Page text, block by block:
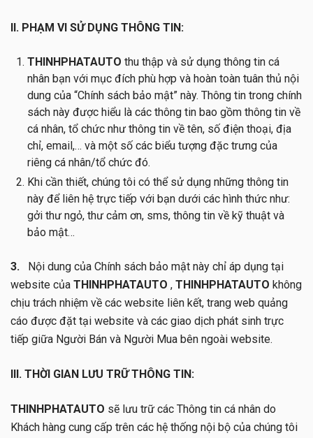
II. PHẠM VI SỬ DỤNG THÔNG TIN:
THINHPHATAUTO thu thập và sử dụng thông tin cá
nhân bạn với mục đích phù hợp và hoàn toàn tuân thủ nội
dung của “Chính sách bảo mật” này. Thông tin trong chính
sách này được hiểu là các thông tin bao gồm thông tin về
cá nhân, tổ chức như thông tin về tên, số điện thoại, địa
chỉ, email,… và một số các biểu tượng đặc trưng của
riêng cá nhân/tổ chức đó.
Khi cần thiết, chúng tôi có thể sử dụng những thông tin
này để liên hệ trực tiếp với bạn dưới các hình thức như:
gởi thư ngỏ, thư cảm ơn, sms, thông tin về kỹ thuật và
bảo mật…
3. Nội dung của Chính sách bảo mật này chỉ áp dụng tại
website của THINHPHATAUTO , THINHPHATAUTO không
chịu trách nhiệm về các website liên kết, trang web quảng
cáo được đặt tại website và các giao dịch phát sinh trực
tiếp giữa Người Bán và Người Mua bên ngoài website.
III. THỜI GIAN LƯU TRỮ THÔNG TIN:
THINHPHATAUTO sẽ lưu trữ các Thông tin cá nhân do
Khách hàng cung cấp trên các hệ thống nội bộ của chúng tôi